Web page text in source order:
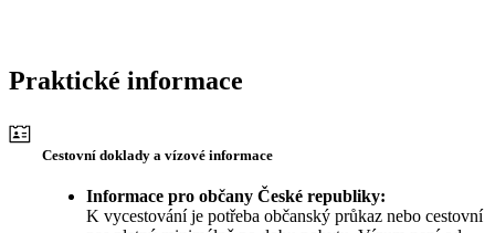
Praktické informace
Cestovní doklady a vízové informace
Informace pro občany České republiky:
K vycestování je potřeba občanský průkaz nebo cestovní